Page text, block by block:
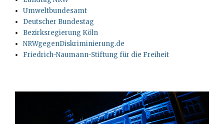
Umweltbundesamt
Deutscher Bundestag
Bezirksregierung Köln
NRWgegenDiskriminierung.de
Friedrich-Naumann-Stiftung für die Freiheit